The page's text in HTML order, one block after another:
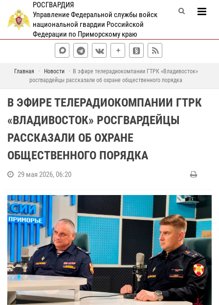
РОСГВАРДИЯ
Управление Федеральной службы войск
национальной гвардии Российской
Федерации по Приморскому краю
Главная Новости
В эфире телерадиокомпании ГТРК «Владивосток»
росгвардейцы рассказали об охране общественного порядка
В ЭФИРЕ ТЕЛЕРАДИОКОМПАНИИ ГТРК
«ВЛАДИВОСТОК» РОСГВАРДЕЙЦЫ
РАССКАЗАЛИ ОБ ОХРАНЕ
ОБЩЕСТВЕННОГО ПОРЯДКА
29 мая 2026, 06:20